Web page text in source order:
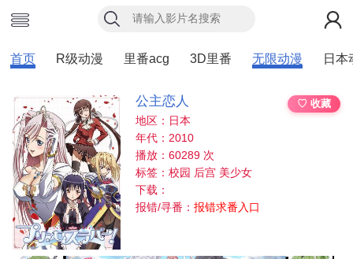
首页 R级动漫 里番acg 3D里番 无限动漫 日本
公主恋人
♡ 收藏
地区：日本
年代：2010
播放：60289 次
标签：校园 后宫 美少女
下载：
报错/寻番：报错求番入口